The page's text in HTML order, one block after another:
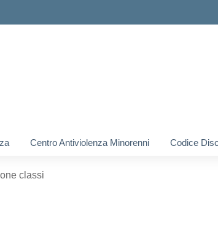
Centro Antiviolenza Minorenni Codice
classi